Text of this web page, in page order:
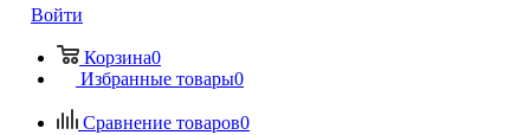
Войти
Корзина0
Избранные товары0
Сравнение товаров0